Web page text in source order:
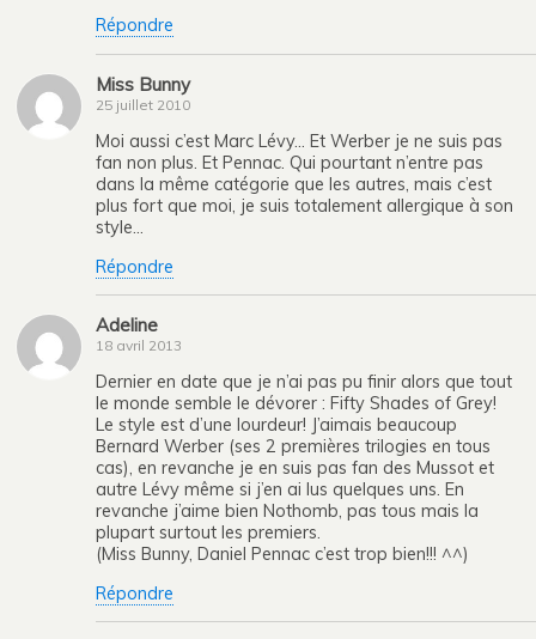
Répondre
Miss Bunny
25 juillet 2010
Moi aussi c’est Marc Lévy… Et Werber je ne suis pas
fan non plus. Et Pennac. Qui pourtant n’entre pas
dans la même catégorie que les autres, mais c’est
plus fort que moi, je suis totalement allergique à son
style…
Répondre
Adeline
18 avril 2013
Dernier en date que je n’ai pas pu finir alors que tout
le monde semble le dévorer : Fifty Shades of Grey!
Le style est d’une lourdeur! J’aimais beaucoup
Bernard Werber (ses 2 premières trilogies en tous
cas), en revanche je en suis pas fan des Mussot et
autre Lévy même si j’en ai lus quelques uns. En
revanche j’aime bien Nothomb, pas tous mais la
plupart surtout les premiers.
(Miss Bunny, Daniel Pennac c’est trop bien!!! ^^)
Répondre